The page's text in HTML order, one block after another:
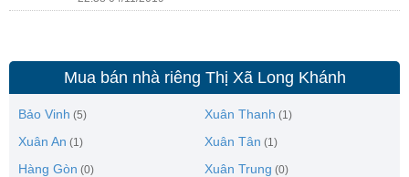
Mua bán nhà riêng Thị Xã Long Khánh
Bảo Vinh (5) Xuân Thanh (1)
Xuân An (1) Xuân Tân (1)
Hàng Gòn (0) Xuân Trung (0)